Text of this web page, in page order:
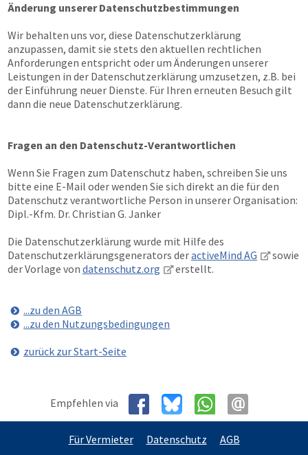
Änderung unserer Datenschutzbestimmungen
Wir behalten uns vor, diese Datenschutzerklärung
anzupassen, damit sie stets den aktuellen rechtlichen
Anforderungen entspricht oder um Änderungen unserer
Leistungen in der Datenschutzerklärung umzusetzen, z.B. bei
der Einführung neuer Dienste. Für Ihren erneuten Besuch gilt
dann die neue Datenschutzerklärung.
Fragen an den Datenschutz-Verantwortlichen
Wenn Sie Fragen zum Datenschutz haben, schreiben Sie uns
bitte eine E-Mail oder wenden Sie sich direkt an die für den
Datenschutz verantwortliche Person in unserer Organisation:
Dipl.-Kfm. Dr. Christian G. Janker
Die Datenschutzerklärung wurde mit Hilfe des
Datenschutzerklärungsgenerators deractiveMind AG
sowie
der Vorlage von datenschutz.org erstellt.
...zu den AGB
...zu den Nutzungsbedingungen
zurück zur Start-Seite
Empfehlen via
Für Vermieter Datenschutz
AGB